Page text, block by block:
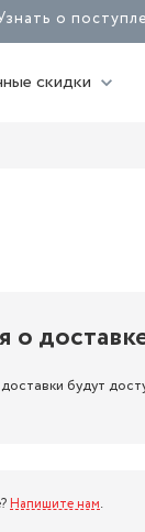
о
скидки
будут
Напишите нам.